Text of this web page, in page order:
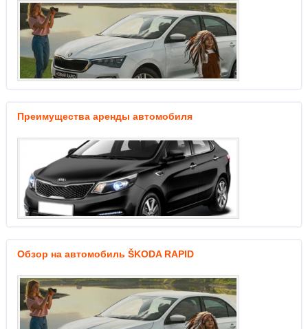
Преимущества аренды автомобиля
Обзор на автомобиль ŠKODA RAPID